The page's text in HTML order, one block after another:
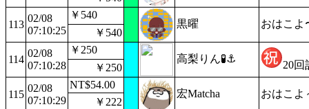
113
02/08
07:10:25
￥540
黒曜 おはこよ
￥540
114
02/08
07:10:28
￥250
高梨りん🧪⚓️
20回
￥250
115
02/08
07:10:29
NT$54.00
宏Matcha おはこよ
￥222